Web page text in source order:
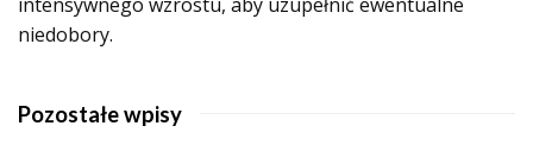
niedobory.
Pozostałe wpisy